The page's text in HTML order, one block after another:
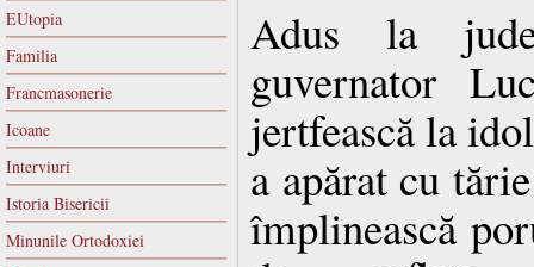
EUtopia
Familia
Francmasonerie
Icoane
Interviuri
Istoria Bisericii
Minunile Ortodoxiei
Adus la
guvernator
jertfească la
a apărat cu
împlinească